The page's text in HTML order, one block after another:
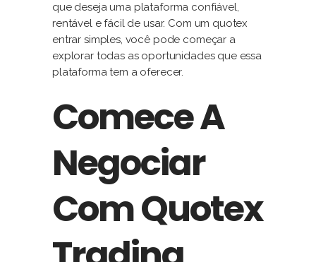
que deseja uma plataforma confiável,
rentável e fácil de usar. Com um quotex
entrar simples, você pode começar a
explorar todas as oportunidades que essa
plataforma tem a oferecer.
Comece A
Negociar
Com Quotex